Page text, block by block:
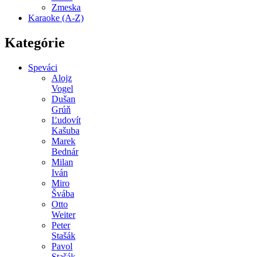
Zmeska
Karaoke (A-Z)
Kategórie
Speváci
Alojz
Vogel
Dušan
Grúň
Ľudovít
Kašuba
Marek
Bednár
Milan
Iván
Miro
Švába
Otto
Weiter
Peter
Stašák
Pavol